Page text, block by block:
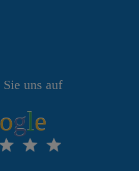
uns auf
ogle